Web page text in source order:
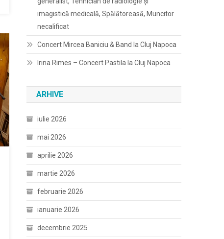
imagistică medicală, Spălătoreasă, Muncitor
necalificat
Concert Mircea Baniciu & Band la Cluj Napoca
Irina Rimes – Concert Pastila la Cluj Napoca
ARHIVE
iulie 2026
mai 2026
aprilie 2026
martie 2026
februarie 2026
ianuarie 2026
decembrie 2025